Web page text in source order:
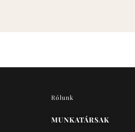
Rólunk
MUNKATÁRSAK